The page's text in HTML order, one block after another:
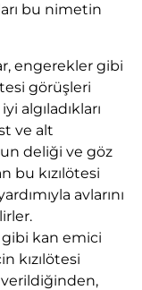
bu nimetin
engerekler gibi
görüşleri
algıladıkları
ve alt
deliği ve göz
bu kızılötesi
avlarını
gibi kan emici
kızılötesi
verildiğinden,